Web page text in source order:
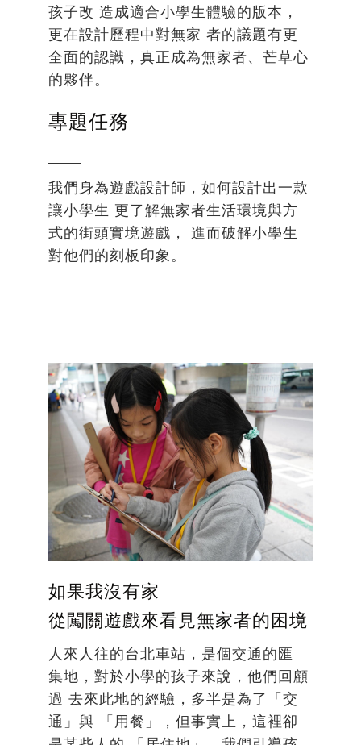
孩子改 造成適合小學生體驗的版本，
更在設計歷程中對無家 者的議題有更
全面的認識，真正成為無家者、芒草心
的夥伴。
專題任務
我們身為遊戲設計師，如何設計出一款
讓小學生 更了解無家者生活環境與方
式的街頭實境遊戲， 進而破解小學生
對他們的刻板印象。
如果我沒有家
從闖關遊戲來看見無家者的困境
人來人往的台北車站，是個交通的匯
集地，對於小學的孩子來說，他們回顧
過 去來此地的經驗，多半是為了「交
通」與 「用餐」，但事實上，這裡卻